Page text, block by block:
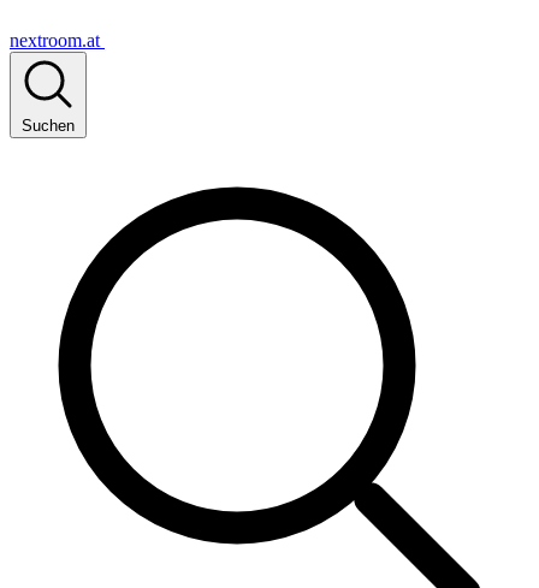
nextroom.at
Suchen